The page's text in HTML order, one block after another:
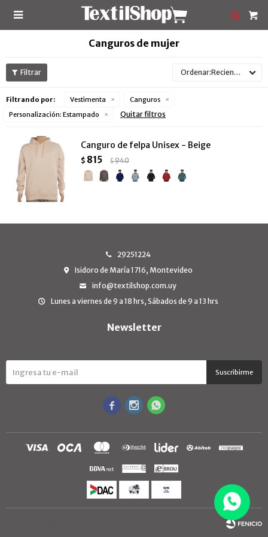

Canguros de mujer
Recientes
Filtrando por: Vestimenta
Canguros
Personalización: Estampado Quitar filtros
Canguro de felpa Unisex - Beige
$ 815 $940
29251224
Isidoro de María 1716, Montevideo
info@textilshop.com.uy
Lunes a viernes de 9 a 18 hrs, Sábados de 9 a 13 hrs
Newsletter
Suscribirme
  